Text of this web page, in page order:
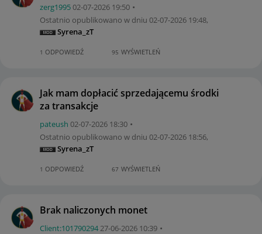
zerg1995‎02-07-2026 19:50
Ostatnio opublikowano w dniu ‎02-07-2026 19:48,
Syrena_zT
1 ODPOWIEDŹ 95 WYŚWIETLEŃ
Jak mam dopłacić sprzedającemu środki
za transakcje
pateush ‎02-07-2026 18:30
Ostatnio opublikowano w dniu ‎02-07-2026 18:56,
Syrena_zT
1 ODPOWIEDŹ 67 WYŚWIETLEŃ
Brak naliczonych monet
Client:101790294‎27-06-2026 10:39